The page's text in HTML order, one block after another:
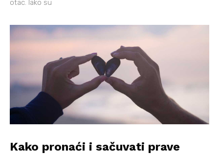
otac. Iako su
Kako pronaći i sačuvati prave